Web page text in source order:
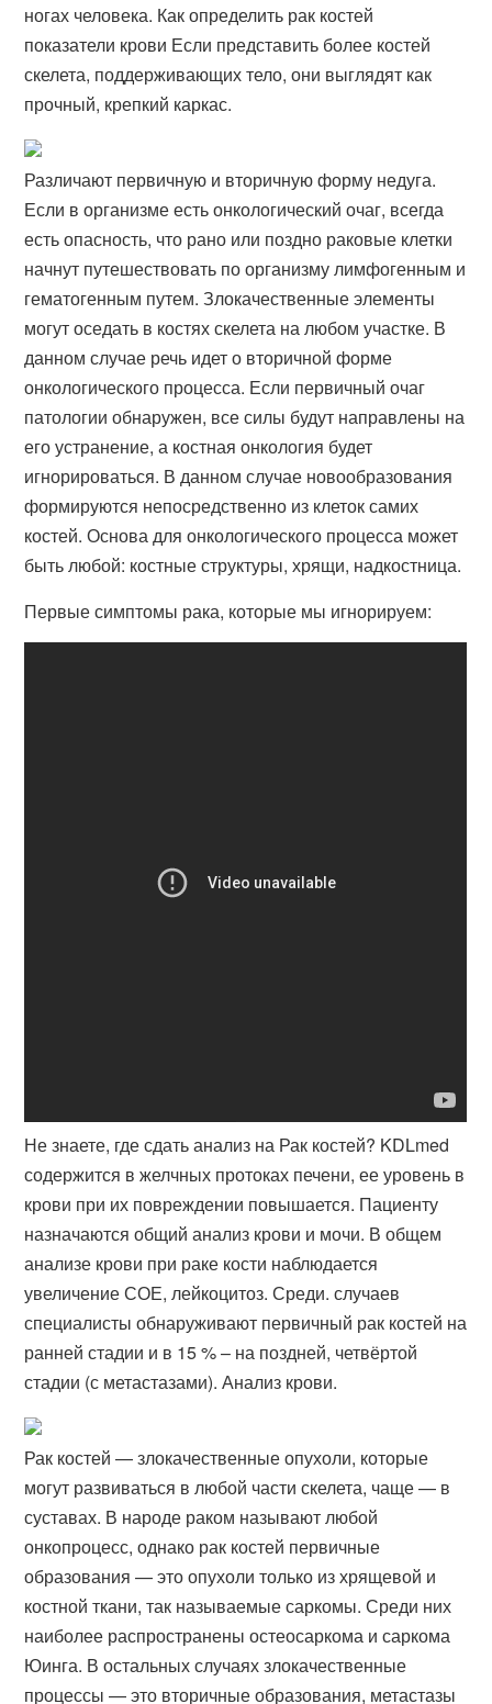
ногах человека. Как определить рак костей
показатели крови Если представить более костей
скелета, поддерживающих тело, они выглядят как
прочный, крепкий каркас.
Различают первичную и вторичную форму недуга.
Если в организме есть онкологический очаг, всегда
есть опасность, что рано или поздно раковые клетки
начнут путешествовать по организму лимфогенным и
гематогенным путем. Злокачественные элементы
могут оседать в костях скелета на любом участке. В
данном случае речь идет о вторичной форме
онкологического процесса. Если первичный очаг
патологии обнаружен, все силы будут направлены на
его устранение, а костная онкология будет
игнорироваться. В данном случае новообразования
формируются непосредственно из клеток самих
костей. Основа для онкологического процесса может
быть любой: костные структуры, хрящи, надкостница.
Первые симптомы рака, которые мы игнорируем:
Не знаете, где сдать анализ на Рак костей? KDLmed
содержится в желчных протоках печени, ее уровень в
крови при их повреждении повышается. Пациенту
назначаются общий анализ крови и мочи. В общем
анализе крови при раке кости наблюдается
увеличение СОЕ, лейкоцитоз. Среди. случаев
специалисты обнаруживают первичный рак костей на
ранней стадии и в 15 % – на поздней, четвёртой
стадии (с метастазами). Анализ крови.
Рак костей — злокачественные опухоли, которые
могут развиваться в любой части скелета, чаще — в
суставах. В народе раком называют любой
онкопроцесс, однако рак костей первичные
образования — это опухоли только из хрящевой и
костной ткани, так называемые саркомы. Среди них
наиболее распространены остеосаркома и саркома
Юинга. В остальных случаях злокачественные
процессы — это вторичные образования, метастазы